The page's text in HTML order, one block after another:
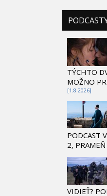
TÝCHTO
MOŽNO
[1.8 2026]
PODCAST
2,
VIDIEŤ?